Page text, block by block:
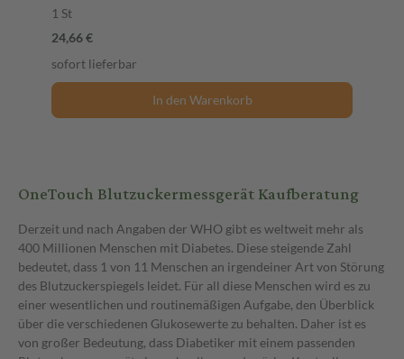
OneTouch Blutzuckermessgerät Kaufberatung
Derzeit und nach Angaben der WHO gibt es weltweit mehr als
400 Millionen Menschen mit Diabetes. Diese steigende Zahl
bedeutet, dass 1 von 11 Menschen an irgendeiner Art von Störung
des Blutzuckerspiegels leidet. Für all diese Menschen wird es zu
einer wesentlichen und routinemäßigen Aufgabe, den Überblick
über die verschiedenen Glukosewerte zu behalten. Daher ist es
von großer Bedeutung, dass Diabetiker mit einem passenden
1 St
24,66 €
sofort lieferbar
In den Warenkorb